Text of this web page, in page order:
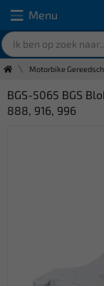
Menu
Motorbike
BGS-5065 BGS
888, 916, 996